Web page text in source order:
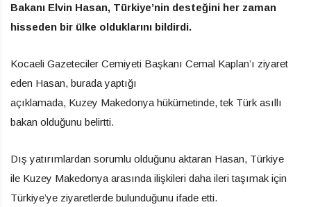
Bakanı Elvin Hasan, Türkiye’nin desteğini her zaman
hisseden bir ülke olduklarını bildirdi.
Kocaeli Gazeteciler Cemiyeti Başkanı Cemal Kaplan’ı ziyaret
eden Hasan, burada yaptığı
açıklamada, Kuzey Makedonya hükümetinde, tek Türk asıllı
bakan olduğunu belirtti.
Dış yatırımlardan sorumlu olduğunu aktaran Hasan, Türkiye
ile Kuzey Makedonya arasında ilişkileri daha ileri taşımak için
Türkiye’ye ziyaretlerde bulunduğunu ifade etti.